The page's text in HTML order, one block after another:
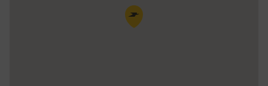
Pin de la carte